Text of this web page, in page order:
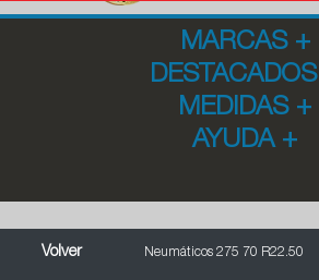
Volver Neumáticos 275 70 R22.50
MARCAS +
DESTACADOS
MEDIDAS +
AYUDA +